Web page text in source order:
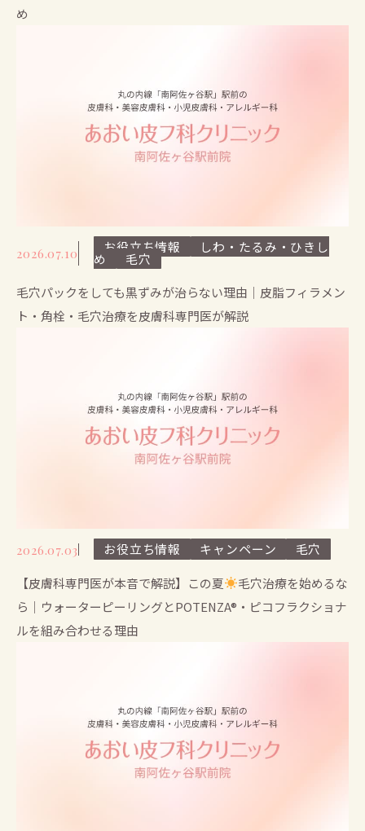
め
2026.07.10 お役立ち情報 しわ・たるみ・ひきし
め
毛穴
毛穴パックをしても黒ずみが治らない理由｜皮脂フィラメン
ト・角栓・毛穴治療を皮膚科専門医が解説
2026.07.03 お役立ち情報 キャンペーン
毛穴
【皮膚科専門医が本音で解説】この夏
毛穴治療を始めるな
ら｜ウォーターピーリングとPOTENZA®・ピコフラクショナ
ルを組み合わせる理由